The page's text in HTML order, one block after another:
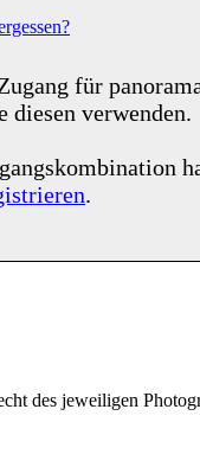
für
diesen verwenden.
.
des jeweiligen